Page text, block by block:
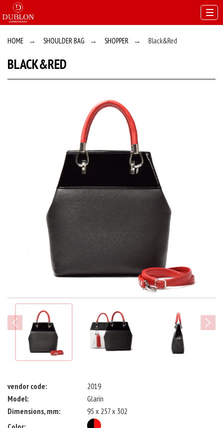
HOME → SHOULDER BAG → SHOPPER → Black&Red
BLACK&RED
next
vendor code:
2019
Model:
Glarin
Dimensions, mm:
95 x 257 x 302